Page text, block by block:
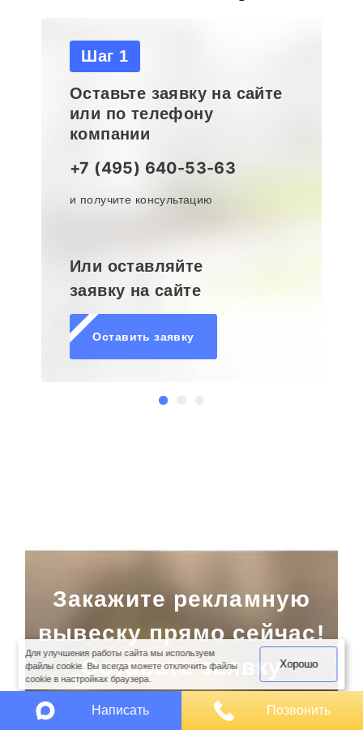
Шаг 1
Оставьте заявку на сайте
или по телефону
компании
+7 (495) 640-53-63
и получите консультацию
Или оставляйте
заявку на сайте
Оставить заявку
Закажите рекламную
вывеску прямо сейчас!
Оставьте заявку
В какое время вам позвонить?
Для улучшения работы сайта мы используем
файлы cookie. Вы всегда можете отключить файлы
cookie в настройках браузера.
Хорошо
Написать Позвонить